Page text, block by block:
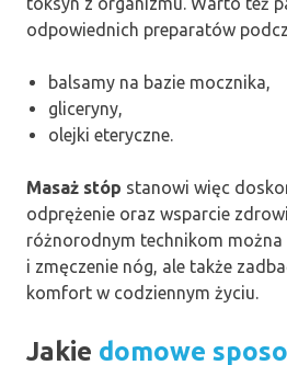
odpowiednich preparatów
balsamy na bazie mocznika,
gliceryny,
olejki eteryczne.
Masaż stóp stanowi więc
odprężenie oraz wsparcie
różnorodnym technikom można
i zmęczenie nóg, ale także
komfort w codziennym życiu.
Jakie domowe